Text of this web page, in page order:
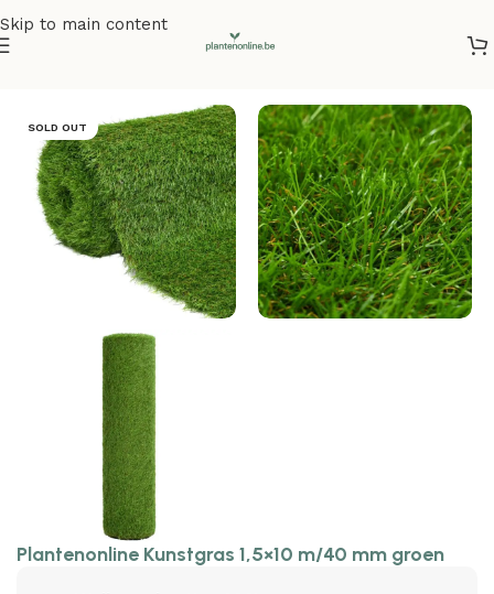
Skip to main content
SOLD OUT
Plantenonline Kunstgras 1,5×10 m/40 mm groen